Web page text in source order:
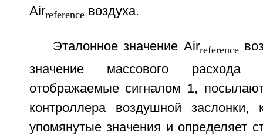
Airreferenceвоздуха.
Эталонное значение Airreference
значение массового расхода
отображаемые сигналом 1,
контроллера воздушной заслонки,
упомянутые значения и определяет